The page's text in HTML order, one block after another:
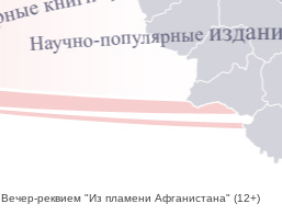
Вечер-реквием "Из пламени Афганистана" (12+)